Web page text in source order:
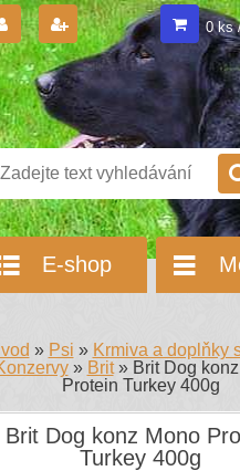
0 ks
E-shop
» Psi » Krmiva a doplňky
» Brit » Brit Dog
Protein Turkey 400g
Brit Dog konz Mono
Turkey 400g